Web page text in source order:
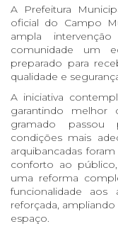
A Prefeitura
oficial do Campo
ampla
comunidade um
preparado para
qualidade e
A iniciativa
garantindo melhor
gramado passou
condições mais
arquibancadas
conforto ao
uma reforma
funcionalidade
reforçada,
espaço.